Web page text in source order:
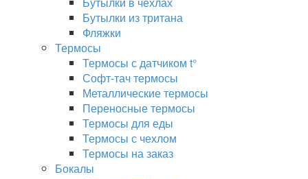
Бутылки из тритана
Фляжки
Термосы
Термосы с датчиком t°
Софт-тач термосы
Металлические термосы
Переносные термосы
Термосы для еды
Термосы с чехлом
Термосы на заказ
Бокалы